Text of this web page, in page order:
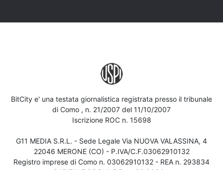
BitCity e' una testata giornalistica registrata presso il tribunale
di Como , n. 21/2007 del 11/10/2007
Iscrizione ROC n. 15698
G11 MEDIA S.R.L. - Sede Legale Via NUOVA VALASSINA, 4
22046 MERONE (CO) - P.IVA/C.F.03062910132
Registro imprese di Como n. 03062910132 - REA n. 293834